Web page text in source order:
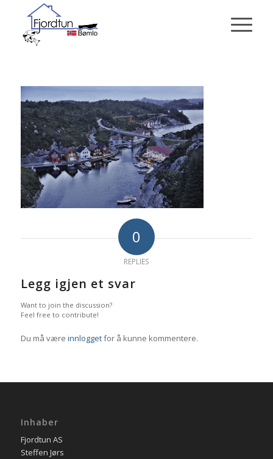
0
REPLIES
Legg igjen et svar
Want to join the discussion?
Feel free to contribute!
Du må være innloggetfor å kunne kommentere.
Inhaber
Fjordtun AS
Steffen Jørs